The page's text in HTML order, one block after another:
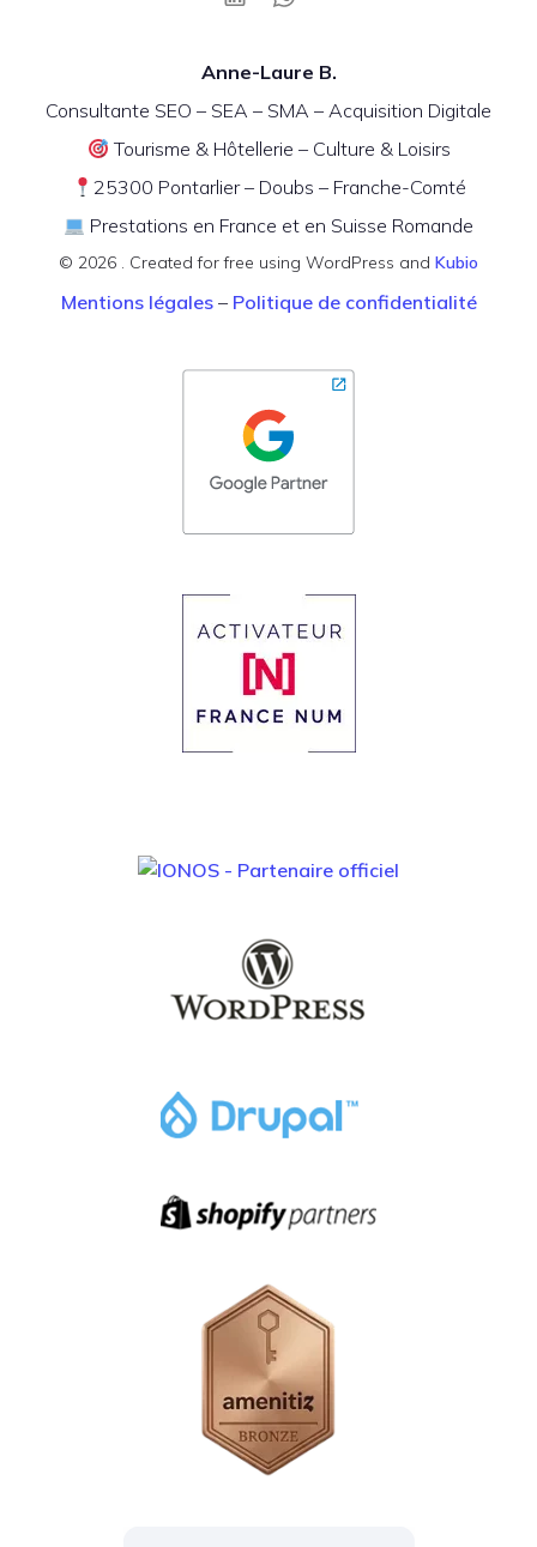
Anne-Laure B.
Consultante SEO – SEA – SMA – Acquisition Digitale
Tourisme & Hôtellerie – Culture & Loisirs
25300 Pontarlier – Doubs – Franche-Comté
Prestations en France et en Suisse Romande
© 2026 . Created for free using WordPress and Kubio
Mentions légales– Politique de confidentialité